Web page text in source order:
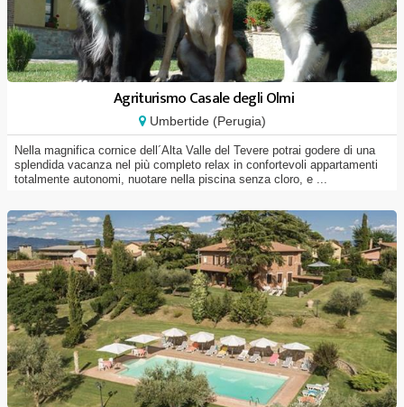
Agriturismo Casale degli Olmi
Umbertide (Perugia)
Nella magnifica cornice dell´Alta Valle del Tevere potrai godere di una
splendida vacanza nel più completo relax in confortevoli appartamenti
totalmente autonomi, nuotare nella piscina senza cloro, e ...